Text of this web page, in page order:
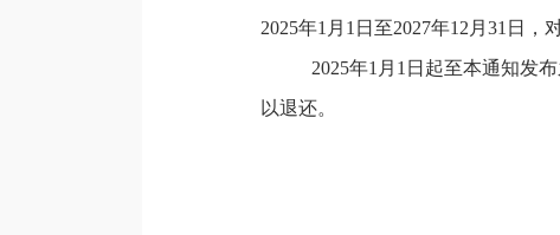
2025年1月1日至2027年12月31日
2025年1月1日起至本通知发
以退还。